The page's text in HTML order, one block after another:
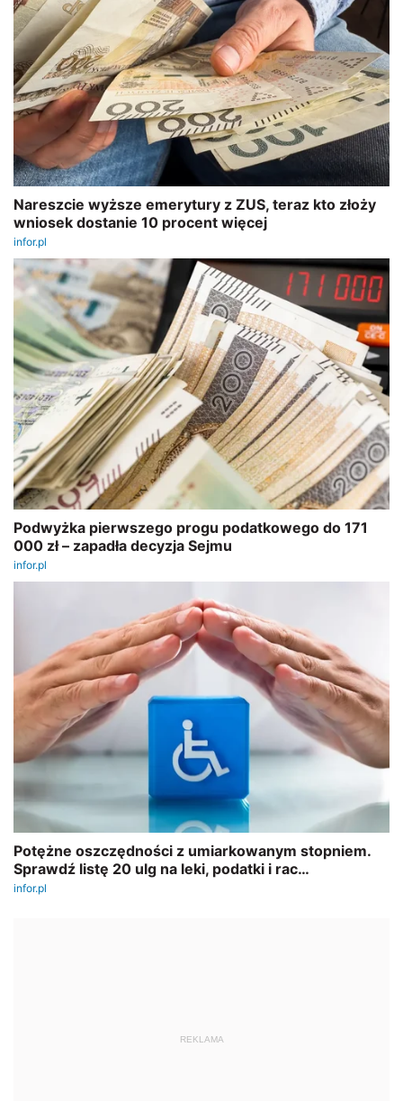
REKLAMA